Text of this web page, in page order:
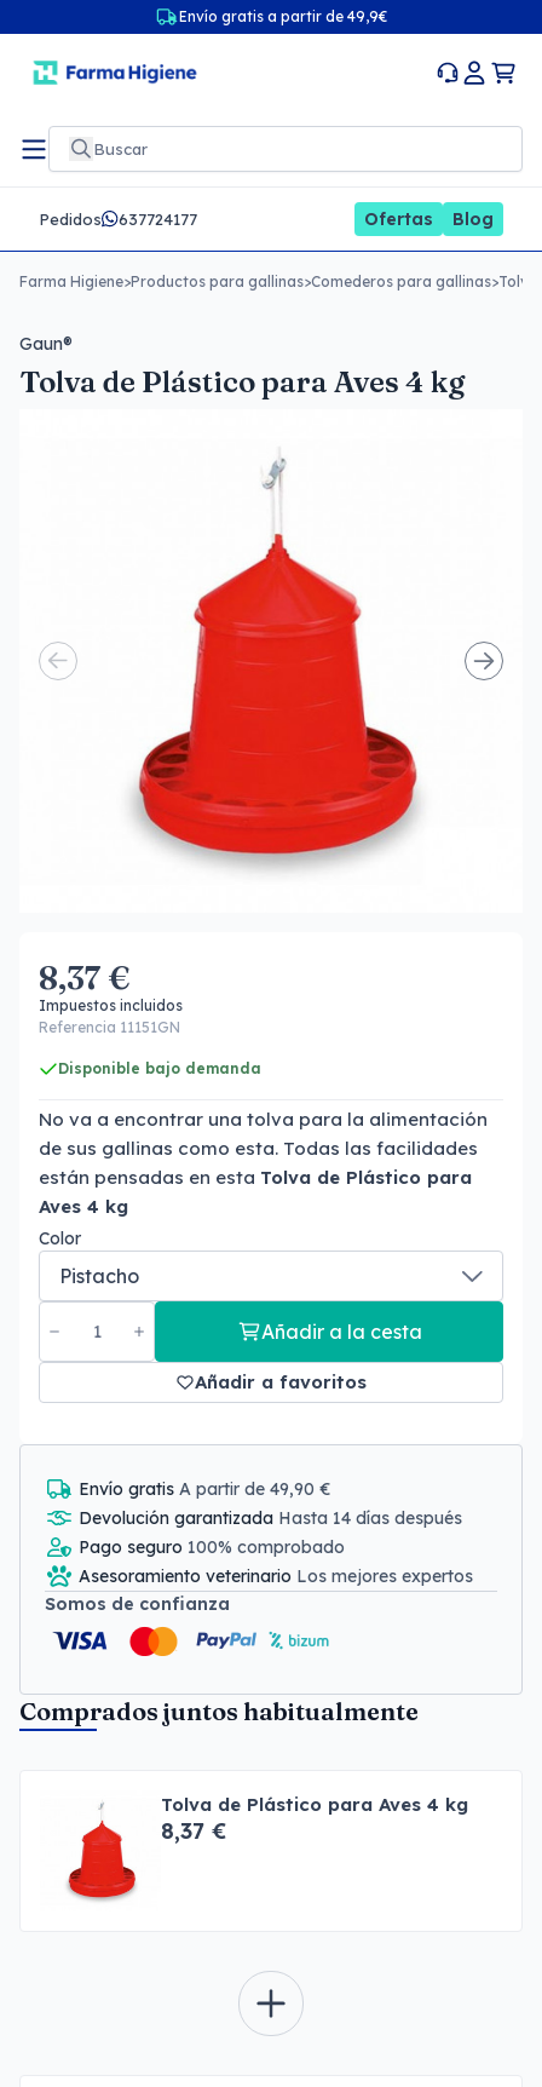
Envío gratis a partir de 49,9€
Pedidos 637724177 Ofertas Blog
Farma Higiene>Productos para gallinas>Comederos para gallinas>Tolva
Gaun®
Tolva de Plástico para Aves 4 kg
8,37 €
Impuestos incluidos
Referencia 11151GN
Disponible bajo demanda
No va a encontrar una tolva para la alimentación
de sus gallinas como esta. Todas las facilidades
están pensadas en esta Tolva de Plástico para
Aves 4 kg
Color
Añadir a la cesta
Añadir a favoritos
Envío gratis A partir de 49,90 €
Devolución garantizada Hasta 14 días después
Pago seguro 100% comprobado
Asesoramiento veterinario Los mejores expertos
Somos de confianza
Comprados juntos habitualmente
Tolva de Plástico para Aves 4 kg
8,37 €